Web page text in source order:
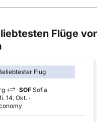
Flüge
Flug
SOF Sofia
14. Okt.